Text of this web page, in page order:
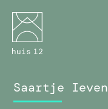
Saartje Ieven